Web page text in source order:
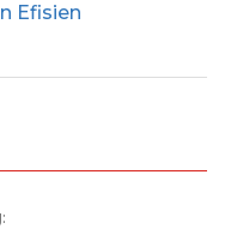
Efisien
: